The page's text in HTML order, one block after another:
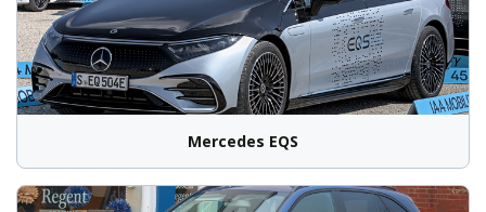
Mercedes EQS